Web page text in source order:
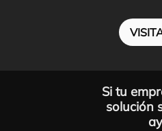
Si tu
solución